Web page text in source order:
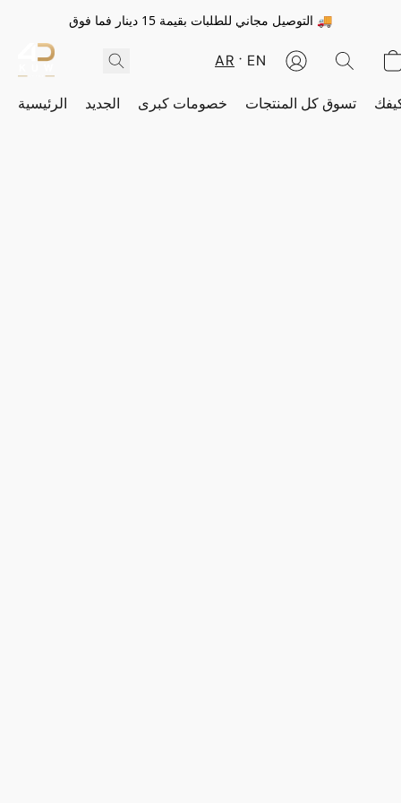
التوصيل مجاني للطلبات بقيمة 15 دينار فما فوق 🚚
AR EN
الرئيسية الجديد خصومات كبرى تسوق كل المنتجات